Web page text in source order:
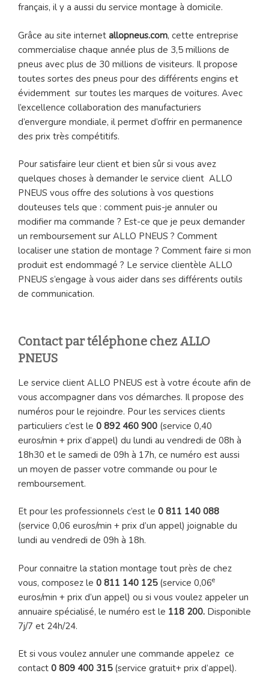
français, il y a aussi du service montage à domicile.
Grâce au site internet allopneus.com, cette entreprise
commercialise chaque année plus de 3,5 millions de
pneus avec plus de 30 millions de visiteurs. Il propose
toutes sortes des pneus pour des différents engins et
évidemment sur toutes les marques de voitures. Avec
l’excellence collaboration des manufacturiers
d’envergure mondiale, il permet d’offrir en permanence
des prix très compétitifs.
Pour satisfaire leur client et bien sûr si vous avez
quelques choses à demander le service client ALLO
PNEUS vous offre des solutions à vos questions
douteuses tels que : comment puis-je annuler ou
modifier ma commande ? Est-ce que je peux demander
un remboursement sur ALLO PNEUS ? Comment
localiser une station de montage ? Comment faire si mon
produit est endommagé ? Le service clientèle ALLO
PNEUS s’engage à vous aider dans ses différents outils
de communication.
Contact par téléphone chez ALLO
PNEUS
Le service client ALLO PNEUS est à votre écoute afin de
vous accompagner dans vos démarches. Il propose des
numéros pour le rejoindre. Pour les services clients
particuliers c’est le 0 892 460 900 (service 0,40
euros/min + prix d’appel) du lundi au vendredi de 08h à
18h30 et le samedi de 09h à 17h, ce numéro est aussi
un moyen de passer votre commande ou pour le
remboursement.
Et pour les professionnels c’est le 0 811 140 088
(service 0,06 euros/min + prix d’un appel) joignable du
lundi au vendredi de 09h à 18h.
Pour connaitre la station montage tout près de chez
vous, composez le 0 811 140 125(service 0,06e
euros/min + prix d’un appel) ou si vous voulez appeler un
annuaire spécialisé, le numéro est le 118 200. Disponible
7j/7 et 24h/24.
Et si vous voulez annuler une commande appelez ce
contact 0 809 400 315(service gratuit+ prix d’appel).